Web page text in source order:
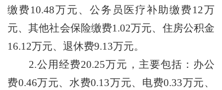
缴费 10.48万元、公务员医疗补助缴费 12万
元、其他社会保险缴费1.02万元、住房公积金
16.12万元、退休费9.13万元。
2.公用经费20.25万元，主要包括：办公
费0.46万元、水费0.13万元、电费0.33万元、